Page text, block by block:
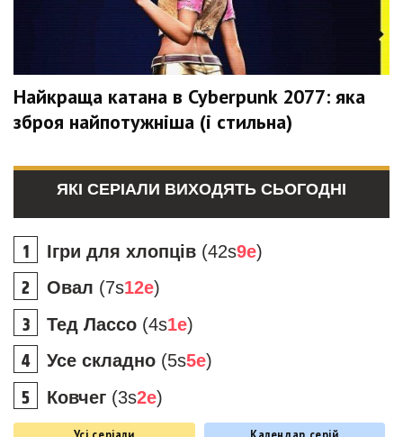
Найкраща катана в Cyberpunk 2077: яка
зброя найпотужніша (і стильна)
ЯКІ СЕРІАЛИ ВИХОДЯТЬ СЬОГОДНІ
Ігри для хлопців (42s9e)
Овал (7s12e)
Тед Лассо (4s1e)
Усе складно (5s5e)
Ковчег (3s2e)